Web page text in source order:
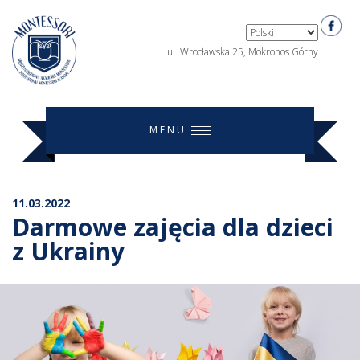
ul. Wrocławska 25, Mokronos Górny
MENU
11.03.2022
Darmowe zajęcia dla dzieci
z Ukrainy